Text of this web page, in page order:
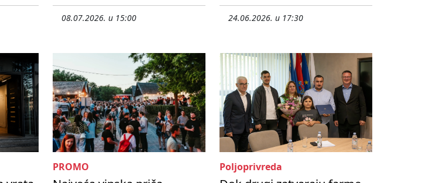
08.07.2026. u 15:00 24.06.2026. u 17:30
PROMO Poljoprivreda